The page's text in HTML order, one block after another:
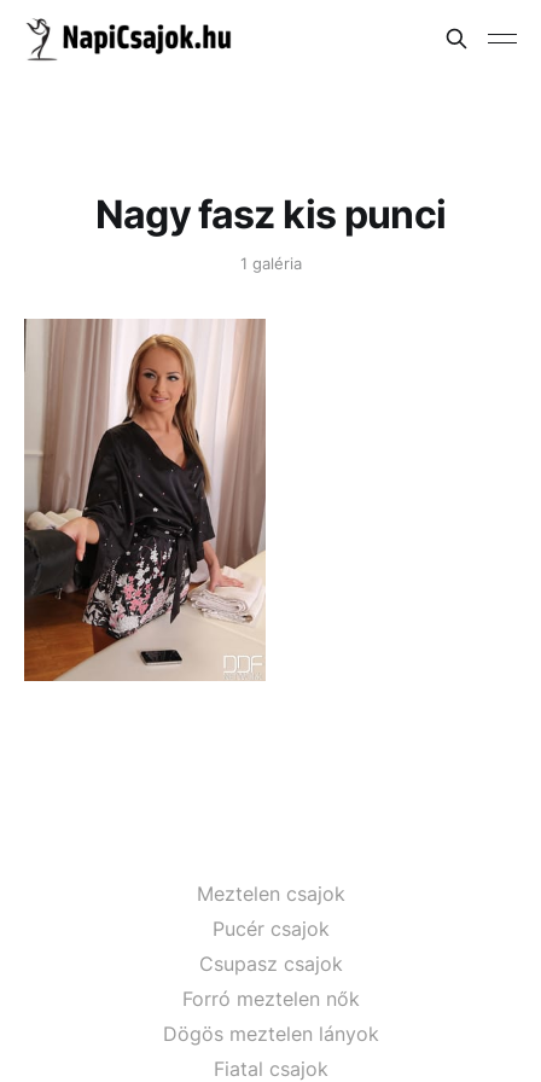
Nagy fasz kis punci
1 galéria
Meztelen csajok
Pucér csajok
Csupasz csajok
Forró meztelen nők
Dögös meztelen lányok
Fiatal csajok